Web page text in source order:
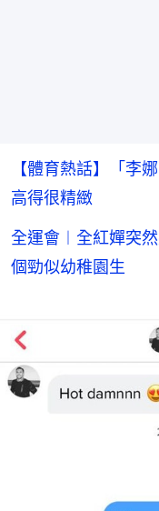
【體育熱話】「
高得很精緻
全運會︱全紅嬋突
個勁似幼稚園生